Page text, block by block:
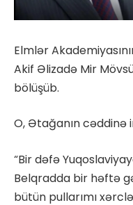
Elmlər
Akif Əlizadə Mir
bölüşüb.
O, Ətağanın cəddinə
“Bir dəfə
Belqradda bir həftə
bütün pullarımı